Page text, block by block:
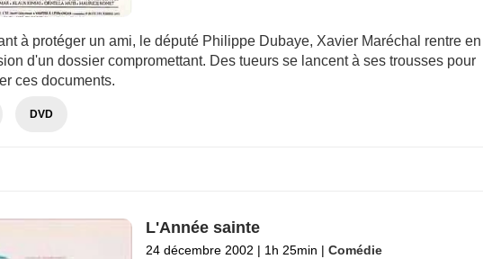
à protéger un ami, le député Philippe Dubaye, Xavier Maréchal rentre en
d'un dossier compromettant. Des tueurs se lancent à ses trousses pour
ces documents.
DVD
L'Année sainte
24 décembre 2002 | 1h 25min | Comédie